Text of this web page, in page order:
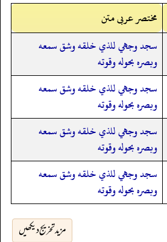
مختصر عربی متن
سجد وجهي للذي خلقه وشق سمعه
وبصره بحوله وقوته
سجد وجهي للذي خلقه وشق سمعه
وبصره بحوله وقوته
سجد وجهي للذي خلقه وشق سمعه
وبصره بحوله وقوته
سجد وجهي للذي خلقه وشق سمعه
وبصره بحوله وقوته
مزید تخریج دیکھیں